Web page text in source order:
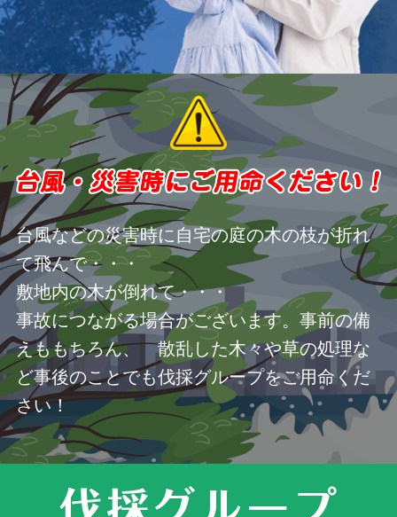
台風などの災害時に自宅の庭の木の枝が折れ
て飛んで・・・
敷地内の木が倒れて・・・
事故につながる場合がございます。事前の備
えももちろん、 散乱した木々や草の処理な
ど事後のことでも伐採グループをご用命くだ
さい！